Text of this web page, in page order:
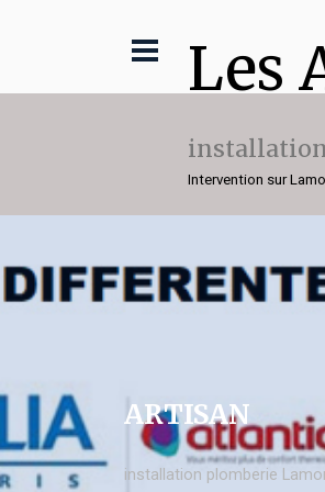
Les
Intervention sur
ARTISAN
installation plomberie